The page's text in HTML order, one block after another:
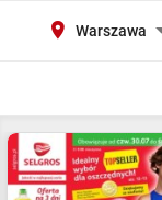
Warszawa